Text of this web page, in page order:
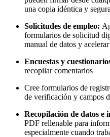
una copia idéntica y
Solicitudes de empleo:
formularios de solicitud
manual de datos y
Encuestas y
recopilar comentarios
Cree formularios de
de verificación y campos
Recopilación de datos e
PDF rellenable para
especialmente cuando